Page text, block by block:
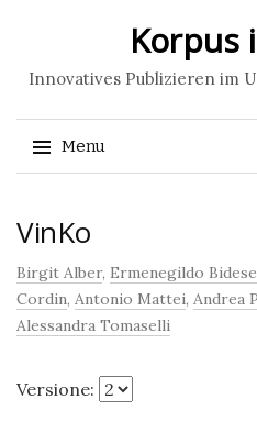
Korpus
Innovatives Publizieren im
Menu
to
VinKo
Birgit Alber, Ermenegildo Bidese
Cordin, Antonio Mattei, Andrea
Alessandra Tomaselli
Versione: